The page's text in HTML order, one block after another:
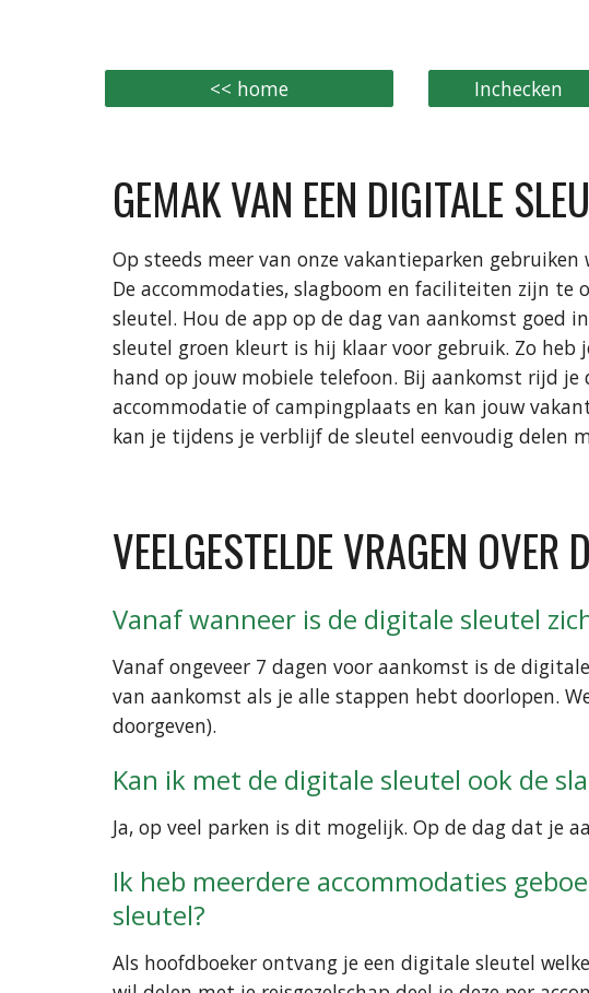
<< home Inchecken
GEMAK VAN EEN DIGITALE
Op steeds meer van onze vakantieparken gebruiken
De accommodaties, slagboom en faciliteiten zijn te
sleutel. Hou de app op de dag van aankomst goed
sleutel groen kleurt is hij klaar voor gebruik. Zo
hand op jouw mobiele telefoon. Bij aankomst rijd je
accommodatie of campingplaats en kan jouw
kan je tijdens je verblijf de sleutel eenvoudig delen
VEELGESTELDE VRAGEN
Vanaf wanneer is de digitale sleutel
Vanaf ongeveer 7 dagen voor aankomst is de
van aankomst als je alle stappen hebt doorlopen.
doorgeven).
Kan ik met de digitale sleutel ook de
Ja, op veel parken is dit mogelijk. Op de dag dat je
Ik heb meerdere accommodaties
sleutel?
Als hoofdboeker ontvang je een digitale sleutel